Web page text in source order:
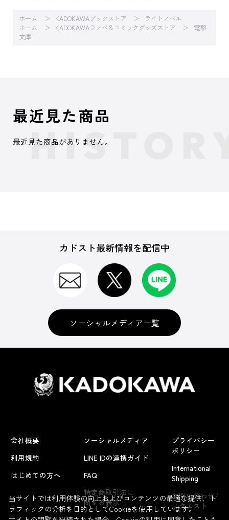
ホーム KADOKAWAブックストア
ライトノベル
ホーム
KADOKAWAラノベ＆コミックグッズストア
電撃
文庫
よくあるお問い合わせ
最近見た商品
最近見た商品がありません。
カドスト最新情報を配信中
ソーシャルメディア一覧
会社概要
利用規約
はじめての方へ
ソーシャルメディア
LINE IDの連携ガイド
FAQ
特定商取引法に
関する表示
プライバシー
ポリシー
International
Shipping
お問い合わせ/
リクエスト
当サイトでは利用体験の向上およびコンテンツの最適な提供、ト
ラフィックの分析を目的としてCookieを使用しています。